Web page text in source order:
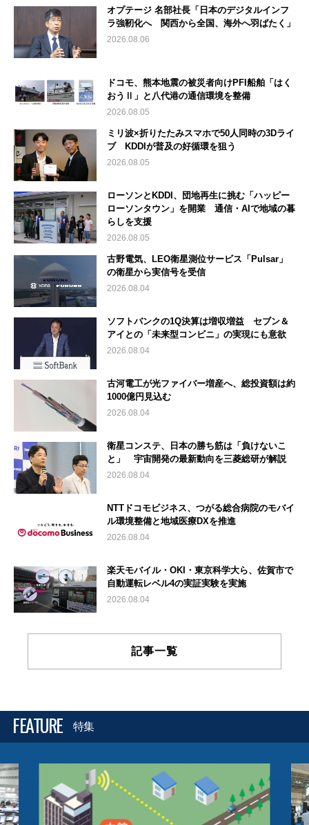
オプテージ 名部社長「日本のデジタルインフ
ラ強靭化へ 関西から全国、海外へ羽ばたく」
2026.08.06
ドコモ、熊本地震の被災者向けPFI船舶「はく
おうⅡ」と八代港の通信環境を整備
2026.08.05
ミリ波×折りたたみスマホで50人同時の3Dライ
ブ KDDIが普及の好循環を狙う
2026.08.05
ローソンとKDDI、団地再生に挑む「ハッピー
ローソンタウン」を開業 通信・AIで地域の暮
らしを支援
2026.08.05
古野電気、LEO衛星測位サービス「Pulsar」
の衛星から実信号を受信
2026.08.04
ソフトバンクの1Q決算は増収増益 セブン＆
アイとの「未来型コンビニ」の実現にも意欲
2026.08.04
古河電工が光ファイバー増産へ、総投資額は約
1000億円見込む
2026.08.04
衛星コンステ、日本の勝ち筋は「負けないこ
と」 宇宙開発の最新動向を三菱総研が解説
2026.08.04
NTTドコモビジネス、つがる総合病院のモバイ
ル環境整備と地域医療DXを推進
2026.08.04
楽天モバイル・OKI・東京科学大ら、佐賀市で
自動運転レベル4の実証実験を実施
2026.08.04
記事一覧
FEATURE 特集